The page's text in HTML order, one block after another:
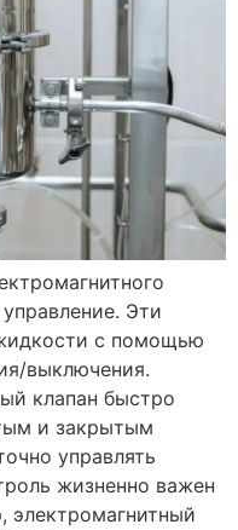
Эти
с помощью
выключения.
клапан быстро
и закрытым
управлять
жизненно важен
электромагнитный